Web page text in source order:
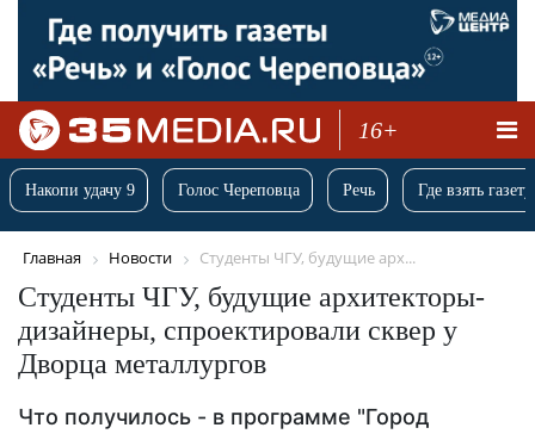
16+
Накопи удачу 9 Голос Череповца Речь Где взять
Главная Новости Cтуденты ЧГУ, будущие арх...
Cтуденты ЧГУ, будущие архитекторы-
дизайнеры, спроектировали сквер у
Дворца металлургов
Что получилось - в программе "Город